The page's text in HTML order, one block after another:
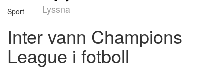
Lyssna
Sport
Inter vann Champions
League i fotboll